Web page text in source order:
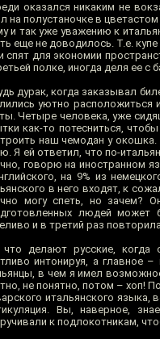
оказался никаким не
на полустаночке в
и так уже уважению к
еще не доводилось. Т.е.
спят для экономии
полке, иногда деля ее
дурак, когда заказывал
уютно расположиться
Четыре человека, уже
как-то потесниться,
наш чемодан у окошка.
Я ей ответил, что по-
говорю на иностранном
на 9% из
в него входят, к
могу спеть, но зачем?
людей может
и в третий раз
что делают русские, когда
интонируя, а главное
в чем я имел
не понятно, потом – хоп!
итальянского языка,
Вы, наверное,
к подлокотникам,